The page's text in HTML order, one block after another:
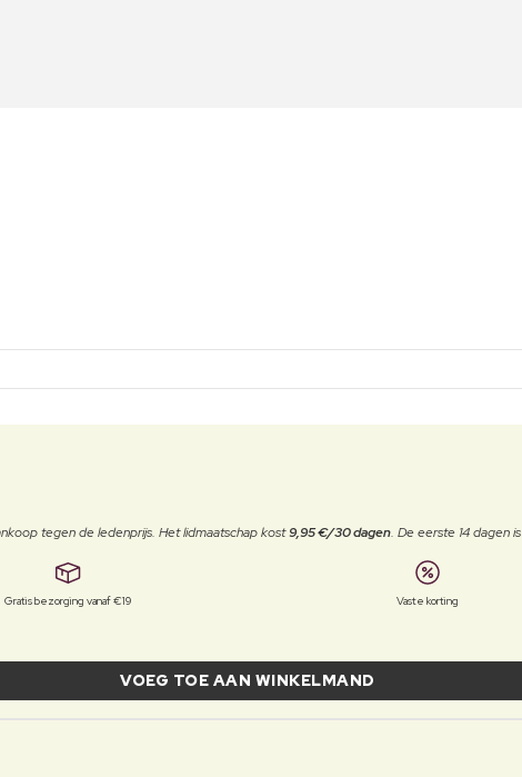
tegen de ledenprijs. Het lidmaatschap kost9,95 €/30 dagen. De eerste 14 dagen is
Gratis bezorging vanaf €19 Vaste korting
VOEG TOE AAN WINKELMAND